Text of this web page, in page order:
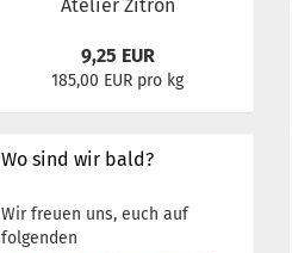
Atelier Zitron
9,25 EUR
185,00 EUR pro kg
Wo sind wir bald?
Wir freuen uns, euch auf
folgenden